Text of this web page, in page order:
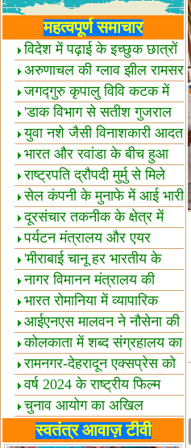
महत्वपूर्ण समाचार
विदेश में पढ़ाई के इच्छुक छात्रों
केलिए खुशखबरी!
अरुणाचल की ग्लाव झील रामसर
स्थल घोषित
जगद्गुरु कृपालु विवि कटक में
शैक्षिक सत्र शुरू
'डाक विभाग से सतीश गुजराल
का रिश्ता गहरा'
युवा नशे जैसी विनाशकारी आदत
से दूर रहें-मोदी
भारत और रवांडा के बीच हुआ
व्यापार विस्तार
राष्ट्रपति द्रौपदी मुर्मु से मिले
बस्तर के प्रतिनिधि
सेल कंपनी के मुनाफे में आई भारी
उछाल!
दूरसंचार तकनीक के क्षेत्र में
उत्कृष्टता पुरस्कार
पर्यटन मंत्रालय और एयर
इंडिया में समझौता
'मीराबाई चानू हर भारतीय के
लिए प्रेरणा'
नागर विमानन मंत्रालय की
यात्रियों को सलाह
भारत रोमानिया में व्यापारिक
साझेदारियां
आईएनएस मालवन ने नौसेना की
ताकत बढ़ाई
कोलकाता में शब्द संग्रहालय का
उद्घाटन
रामनगर-देहरादून एक्सप्रेस को
हरी झंडी
वर्ष 2024 के राष्ट्रीय फिल्म
पुरस्कारों की घोषणा
चुनाव आयोग का अखिल
भारतीय मीडिया सम्मेलन
भारत में केवड़े का अस्तित्‍व 24
स्वतंत्र आवाज़ टीवी